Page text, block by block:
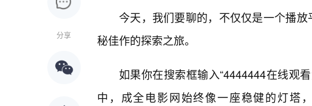
分享
今天，我们要聊的，不仅仅是一个播
秘佳作的探索之旅。
如果你在搜索框输入“4444444在线观
中，成全电影网始终像一座稳健的灯塔